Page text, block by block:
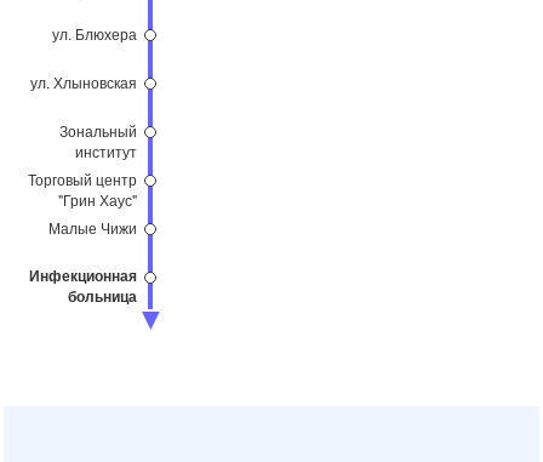
ул. Блюхера
ул. Хлыновская
Зональный
институт
Торговый центр
"Грин Хаус"
Малые Чижи
Инфекционная
больница